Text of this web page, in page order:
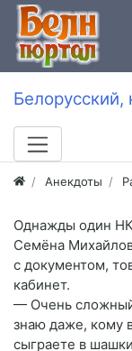
Анекдоты
Однажды один
Семёна
с документом,
кабинет.
— Очень
знаю даже, кому
сыграете в